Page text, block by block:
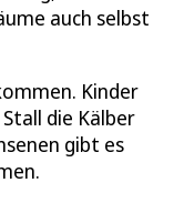
auch selbst
Kinder
die Kälber
gibt es